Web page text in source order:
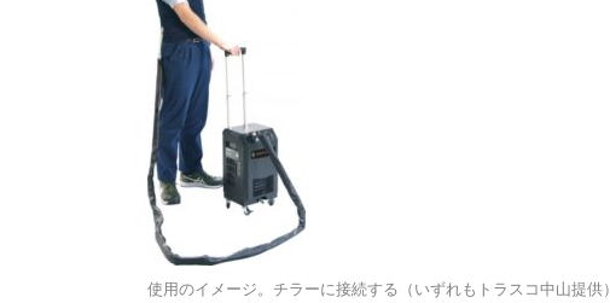
使用のイメージ。チラーに接続する（いずれもトラスコ中山提供）